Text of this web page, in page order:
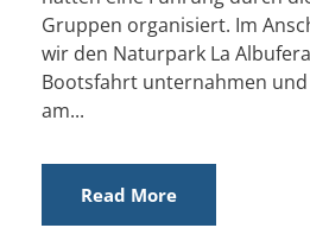
Gruppen organisiert. Im
wir den Naturpark La
Bootsfahrt unternahmen
am...
Read More